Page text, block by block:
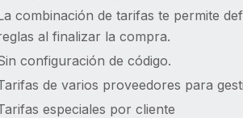
combinación de tarifas te permite
al finalizar la compra.
configuración de código.
de varios proveedores para
especiales por cliente